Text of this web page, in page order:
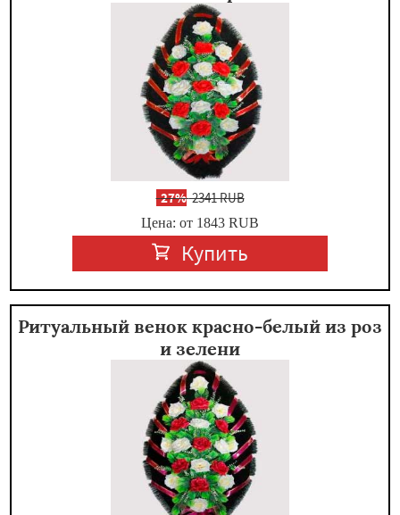
-27%2341 RUB
Цена: от 1843 RUB
Купить
Ритуальный венок красно-белый из роз
и зелени